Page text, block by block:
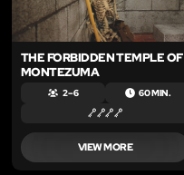
THE FORBIDDEN TEMPLE OF
MONTEZUMA
2 – 6 60 MIN.
VIEW MORE